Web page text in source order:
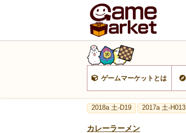
ゲームマーケットとは
2018a 土-D19 2017a 土-H013
カレーラーメン